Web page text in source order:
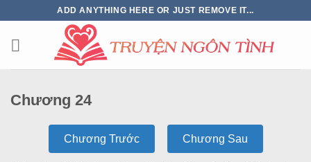
ADD ANYTHING HERE OR JUST REMOVE IT...
Chương 24
Chương Trước Chương Sau